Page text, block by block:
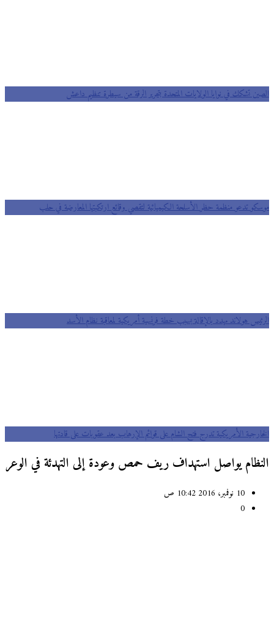
الصين تشكك في نوايا الولايات المتحدة بتحرير الرقة من سيطرة تنظيم داعش
موسكو تدعو منظمة حظر الأسلحة الكيميائية لتقصي وقائع ارتكبتها المعارضة في حلب
الرئيس هولاند مهدد بالإقالة بسبب خطة فرنسية أمريكية لمعاقبة نظام الأسد
الخارجية الأمريكية تدرج فتح الشام على قوائم الإرهاب بعد عقوبات على قادتها
النظام يواصل استهداف ريف حمص وعودة إلى التهدئة في الوعر
10 نوفمبر، 2016 10:42 ص